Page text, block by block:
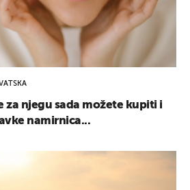
za njegu sada možete kupiti i
namirnica...